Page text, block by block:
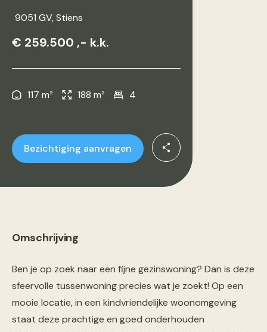
9051 GV, Stiens
€ 259.500 ,- k.k.
117 m² 188 m² 4
Bezichtiging aanvragen
Omschrijving
Ben je op zoek naar een fijne gezinswoning? Dan is deze
sfeervolle tussenwoning precies wat je zoekt! Op een
mooie locatie, in een kindvriendelijke woonomgeving
staat deze prachtige en goed onderhouden